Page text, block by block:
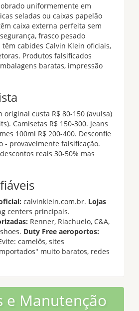
uniformemente em
seladas ou caixas papelão
caixa externa perfeita sem
frasco pesado
cabides Calvin Klein oficiais,
Produtos falsificados
baratas, impressão
original custa R$ 80-150 (avulsa)
Camisetas R$ 150-300. Jeans
100ml R$ 200-400. Desconfie
- provavelmente falsificação.
reais 30-50% mas
calvinklein.com.br. Lojas
centers principais.
Renner, Riachuelo, C&A,
Duty Free aeroportos:
camelôs, sites
muito baratos, redes
e Manutenção